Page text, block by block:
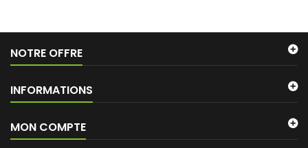
NOTRE OFFRE
INFORMATIONS
MON COMPTE